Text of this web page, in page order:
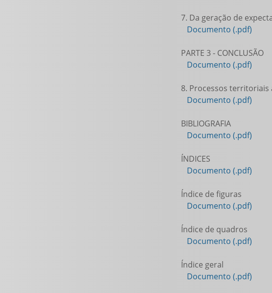
7. Da geração de
Documento (.pdf)
PARTE 3 - CONCLUSÃO
Documento (.pdf)
8. Processos territoriais
Documento (.pdf)
BIBLIOGRAFIA
Documento (.pdf)
ÍNDICES
Documento (.pdf)
Índice de figuras
Documento (.pdf)
Índice de quadros
Documento (.pdf)
Índice geral
Documento (.pdf)